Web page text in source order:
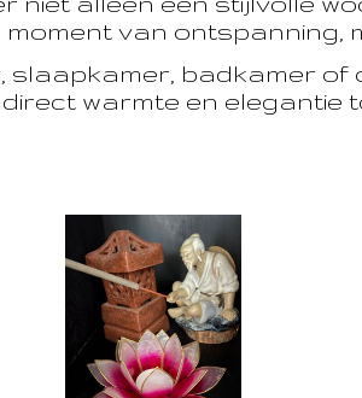
van ontspanning,
badkamer of
warmte en elegantie